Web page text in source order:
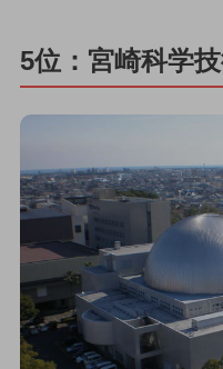
5位：宮崎科学